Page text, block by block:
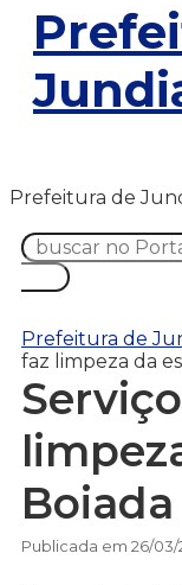
Prefeitura de
Prefeitura de
faz limpeza da
Boiada
Publicada em 26/03/